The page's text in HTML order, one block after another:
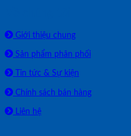
Giới thiệu chung
Sản phẩm phân phối
Tin tức & Sự kiện
Chính sách bán hàng
Liên hệ